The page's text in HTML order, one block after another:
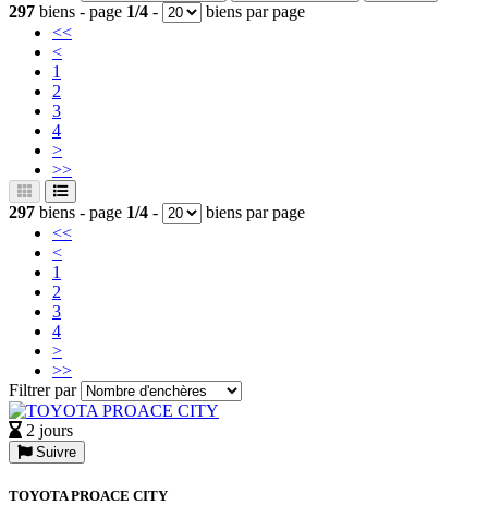
297 biens - page 1/4 -
biens par page
<<
<
1
2
3
4
>
>>
297 biens - page 1/4 -
biens par page
<<
<
1
2
3
4
>
>>
Filtrer par
2 jours
Suivre
TOYOTA PROACE CITY